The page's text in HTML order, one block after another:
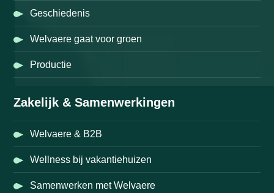
Geschiedenis
Welvaere gaat voor groen
Productie
Zakelijk & Samenwerkingen
Welvaere & B2B
Wellness bij vakantiehuizen
Samenwerken met Welvaere